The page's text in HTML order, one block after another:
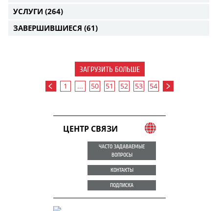
УСЛУГИ (264)
ЗАВЕРШИВШИЕСЯ (61)
ЗАГРУЗИТЬ БОЛЬШЕ
1 ... 50 51 52 53 54
ЦЕНТР СВЯЗИ
ЧАСТО ЗАДАВАЕМЫЕ
ВОПРОСЫ
КОНТАКТЫ
ПОДПИСКА